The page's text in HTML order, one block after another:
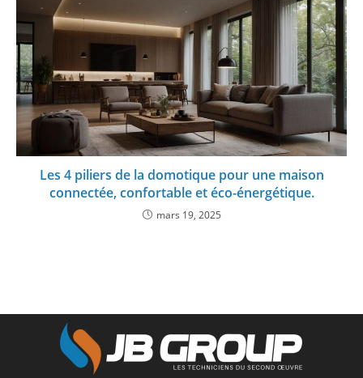
Les 4 piliers de la domotique pour une maison
connectée, confortable et éco-énergétique.
mars 19, 2025